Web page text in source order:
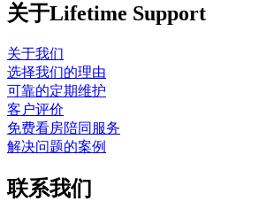
关于Lifetime Support
关于我们
选择我们的理由
可靠的定期维护
客户评价
免费看房陪同服务
解决问题的案例
联系我们